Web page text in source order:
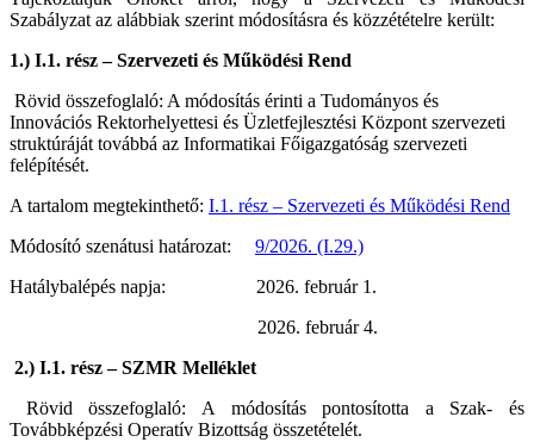
Szabályzat az alábbiak szerint módosításra és közzétételre került:
1.) I.1. rész – Szervezeti és Működési Rend
Rövid összefoglaló: A módosítás érinti a Tudományos és
Innovációs Rektorhelyettesi és Üzletfejlesztési Központ szervezeti
struktúráját továbbá az Informatikai Főigazgatóság szervezeti
felépítését.
A tartalom megtekinthető: I.1. rész – Szervezeti és Működési Rend
Módosító szenátusi határozat: 9/2026. (I.29.)
Hatálybalépés napja: 2026. február 1.
2026. február 4.
2.) I.1. rész – SZMR Melléklet
Rövid összefoglaló: A módosítás pontosította a Szak- és
Továbbképzési Operatív Bizottság összetételét.